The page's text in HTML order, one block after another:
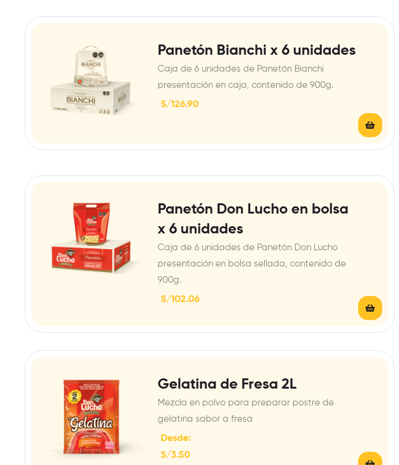
Panetón Bianchi x 6 unidades
S/126.90
Caja de 6 unidades de Panetón Bianchi
presentación en caja, contenido de 900g.
Panetón Don Lucho en bolsa
x 6 unidades
S/102.06
Caja de 6 unidades de Panetón Don Lucho
presentación en bolsa sellada, contenido de
900g.
Gelatina de Fresa 2L
Desde:
S/3.50
Mezcla en polvo para preparar postre de
gelatina sabor a fresa